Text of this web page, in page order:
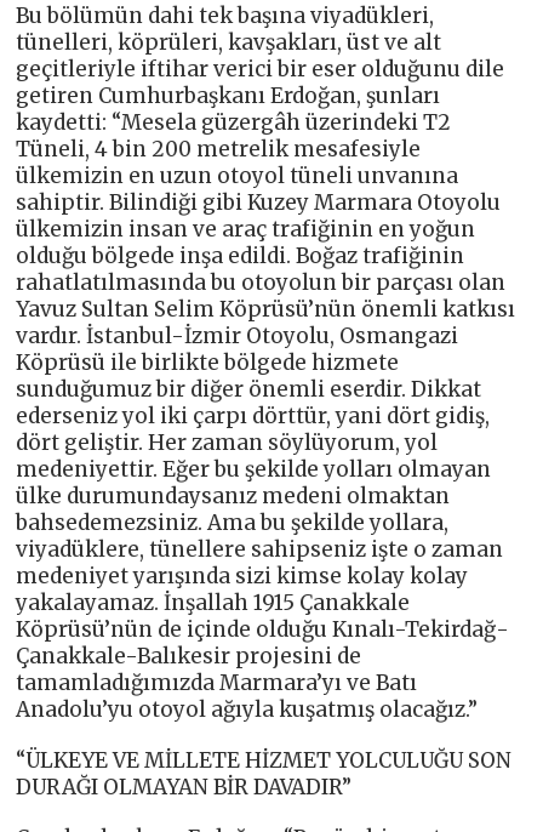
Bu bölümün dahi tek başına viyadükleri,
tünelleri, köprüleri, kavşakları, üst ve alt
geçitleriyle iftihar verici bir eser olduğunu dile
getiren Cumhurbaşkanı Erdoğan, şunları
kaydetti: “Mesela güzergâh üzerindeki T2
Tüneli, 4 bin 200 metrelik mesafesiyle
ülkemizin en uzun otoyol tüneli unvanına
sahiptir. Bilindiği gibi Kuzey Marmara Otoyolu
ülkemizin insan ve araç trafiğinin en yoğun
olduğu bölgede inşa edildi. Boğaz trafiğinin
rahatlatılmasında bu otoyolun bir parçası olan
Yavuz Sultan Selim Köprüsü’nün önemli katkısı
vardır. İstanbul-İzmir Otoyolu, Osmangazi
Köprüsü ile birlikte bölgede hizmete
sunduğumuz bir diğer önemli eserdir. Dikkat
ederseniz yol iki çarpı dörttür, yani dört gidiş,
dört geliştir. Her zaman söylüyorum, yol
medeniyettir. Eğer bu şekilde yolları olmayan
ülke durumundaysanız medeni olmaktan
bahsedemezsiniz. Ama bu şekilde yollara,
viyadüklere, tünellere sahipseniz işte o zaman
medeniyet yarışında sizi kimse kolay kolay
yakalayamaz. İnşallah 1915 Çanakkale
Köprüsü’nün de içinde olduğu Kınalı-Tekirdağ-
Çanakkale-Balıkesir projesini de
tamamladığımızda Marmara’yı ve Batı
Anadolu’yu otoyol ağıyla kuşatmış olacağız.”
“ÜLKEYE VE MİLLETE HİZMET YOLCULUĞU SON
DURAĞI OLMAYAN BİR DAVADIR”